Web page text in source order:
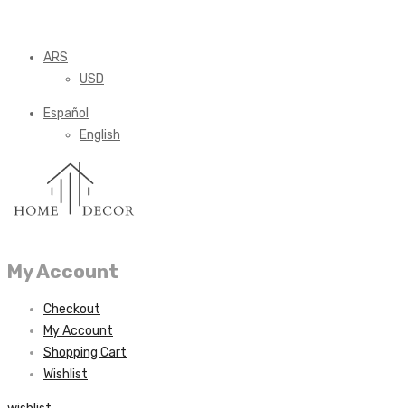
ARS
USD
Español
English
My Account
Checkout
My Account
Shopping Cart
Wishlist